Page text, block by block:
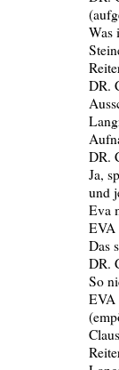
Was
DR.
DR.
Ja,
und
Eva
EVA
Das
DR.
So
EVA